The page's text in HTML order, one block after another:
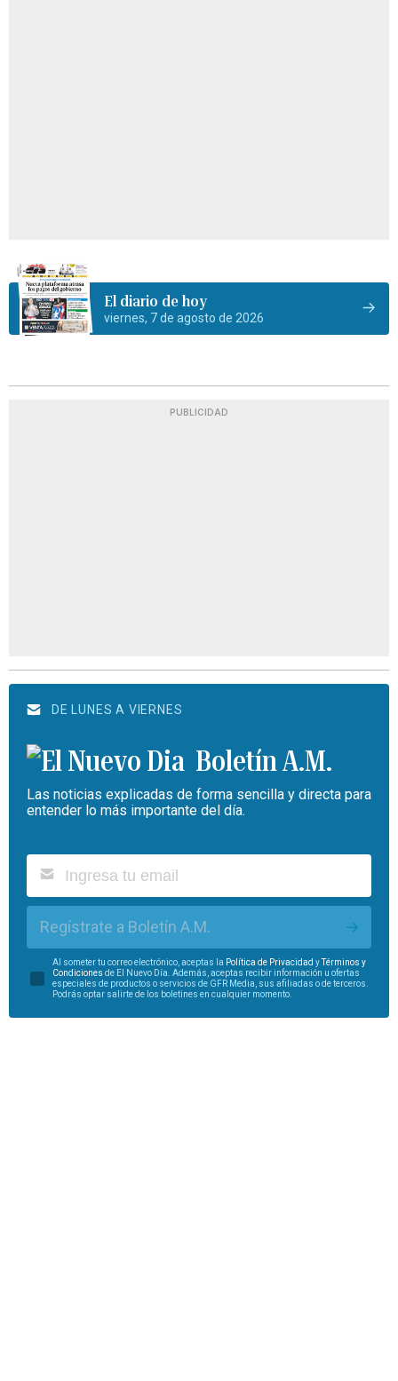
El diario de hoy
viernes, 7 de agosto de 2026
PUBLICIDAD
DE LUNES A VIERNES
Boletín A.M.
Las noticias explicadas de forma sencilla y directa para
entender lo más importante del día.
Regístrate a Boletín A.M.
Al someter tu correo electrónico, aceptas la Política de Privacidad yTérminos y
Condiciones de El Nuevo Día. Además, aceptas recibir información u ofertas
especiales de productos o servicios de GFR Media, sus afiliadas o de terceros.
Podrás optar salirte de los boletines en cualquier momento.